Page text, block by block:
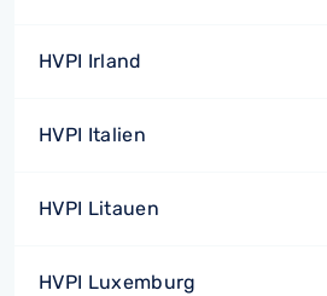
HVPI Irland
HVPI Italien
HVPI Litauen
HVPI Luxemburg